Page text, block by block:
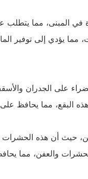
المبنى، مما يتطلب
يؤدي إلى توفير
على الجدران
البقع، مما يحافظ على
حيث أن هذه
والعفن، مما